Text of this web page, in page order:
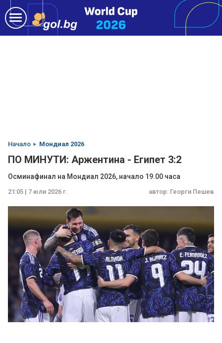
Начало Мондиал 2026
ПО МИНУТИ: Аржентина - Египет 3:2
Осминафинал на Мондиал 2026, начало 19.00 часа
21:05 | 7 юли 2026 г. автор: Георги Пешев